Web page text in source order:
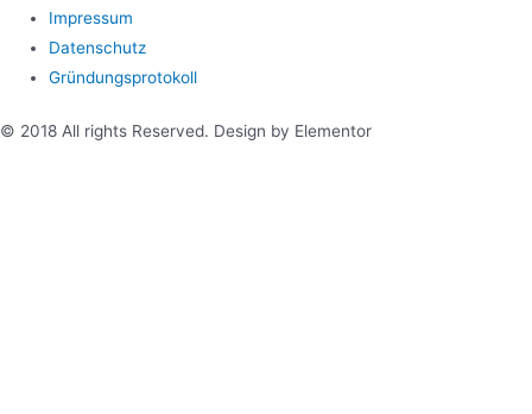
Impressum
Datenschutz
Gründungsprotokoll
© 2018 All rights Reserved. Design by Elementor